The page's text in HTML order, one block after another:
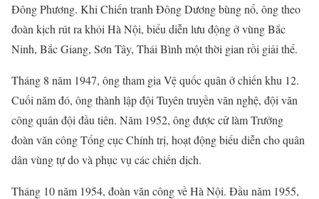
Đông Phương. Khi Chiến tranh Đông Dương bùng nổ, ông theo
đoàn kịch rút ra khỏi Hà Nội, biểu diễn lưu động ở vùng Bắc
Ninh, Bắc Giang, Sơn Tây, Thái Bình một thời gian rồi giải thể.
Tháng 8 năm 1947, ông tham gia Vệ quốc quân ở chiến khu 12.
Cuối năm đó, ông thành lập đội Tuyên truyền văn nghệ, đội văn
công quân đội đầu tiên. Năm 1952, ông được cử làm Trưởng
đoàn văn công Tổng cục Chính trị, hoạt động biểu diễn cho quân
dân vùng tự do và phục vụ các chiến dịch.
Tháng 10 năm 1954, đoàn văn công về Hà Nội. Đầu năm 1955,